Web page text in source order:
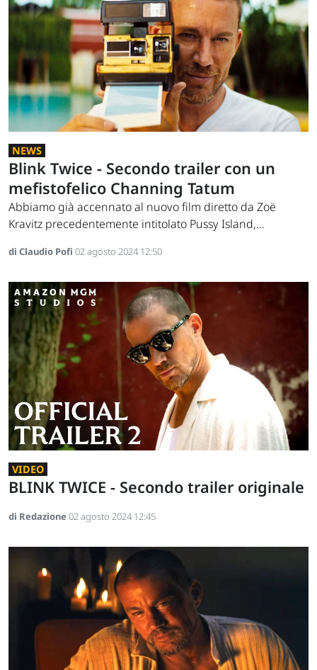
NEWS
Blink Twice - Secondo trailer con un
mefistofelico Channing Tatum
Abbiamo già accennato al nuovo film diretto da Zoë
Kravitz precedentemente intitolato Pussy Island,...
di Claudio Pofi 02 agosto 2024 12:50
VIDEO
BLINK TWICE - Secondo trailer originale
di Redazione02 agosto 2024 12:45